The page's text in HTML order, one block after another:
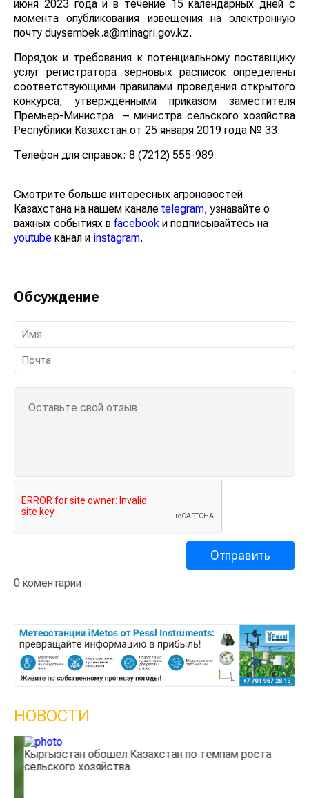
июня 2023 года и в течение 15 календарных дней с
момента опубликования извещения на электронную
почту duysembek.a@minagri.gov.kz.
Порядок и требования к потенциальному поставщику
услуг регистратора зерновых расписок определены
соответствующими правилами проведения открытого
конкурса, утверждёнными приказом заместителя
Премьер-Министра – министра сельского хозяйства
Республики Казахстан от 25 января 2019 года № 33.
Телефон для справок: 8 (7212) 555-989
Смотрите больше интересных агроновостей
Казахстана на нашем канале telegram, узнавайте о
важных событиях в facebook и подписывайтесь на
youtube канал и instagram.
Обсуждение
0 коментарии
НОВОСТИ
Кыргызстан обошел Казахстан по темпам роста
сельского хозяйства